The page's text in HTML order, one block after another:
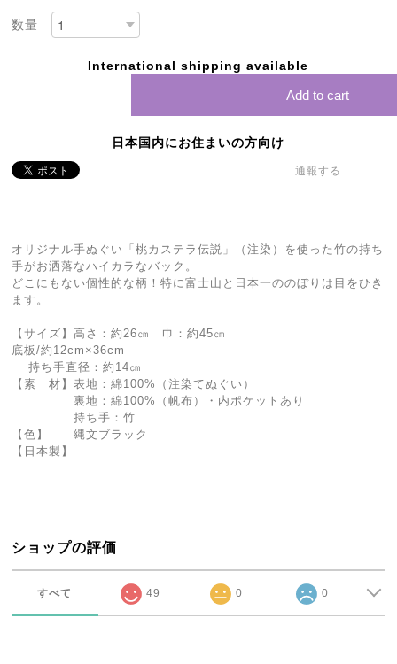
数量
International shipping available
Add to cart
日本国内にお住まいの方向け
通報する
オリジナル手ぬぐい「桃カステラ伝説」（注染）を使った竹の持ち
手がお洒落なハイカラなバック。
どこにもない個性的な柄！特に富士山と日本一ののぼりは目をひき
ます。
【サイズ】高さ：約26㎝ 巾：約45㎝
底板/約12cm×36cm
持ち手直径：約14㎝
【素 材】表地：綿100%（注染てぬぐい）
裏地：綿100%（帆布）・内ポケットあり
持ち手：竹
【色】 縄文ブラック
【日本製】
ショップの評価
すべて 49 0 0